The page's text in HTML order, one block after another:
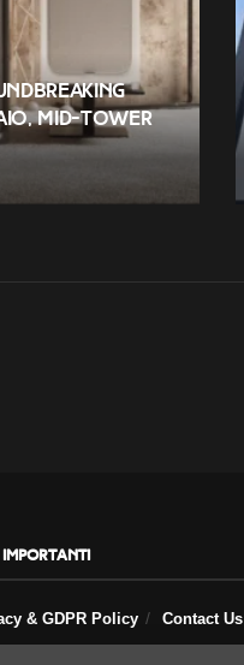
mid-tower
importanti
& GDPR Policy Contact Us